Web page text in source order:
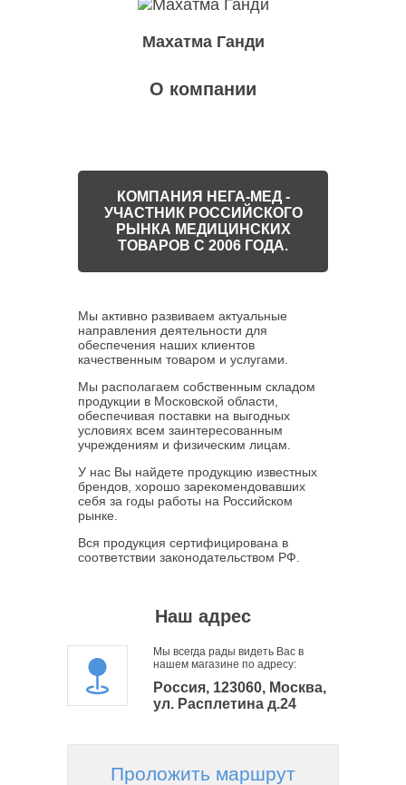
Махатма Ганди
О компании
КОМПАНИЯ НЕГА-МЕД -
УЧАСТНИК РОССИЙСКОГО
РЫНКА МЕДИЦИНСКИХ
ТОВАРОВ С 2006 ГОДА.
Мы активно развиваем актуальные
направления деятельности для
обеспечения наших клиентов
качественным товаром и услугами.
Мы располагаем собственным складом
продукции в Московской области,
обеспечивая поставки на выгодных
условиях всем заинтересованным
учреждениям и физическим лицам.
У нас Вы найдете продукцию известных
брендов, хорошо зарекомендовавших
себя за годы работы на Российском
рынке.
Вся продукция сертифицирована в
соответствии законодательством РФ.
Наш адрес
Мы всегда рады видеть Вас в
нашем магазине по адресу:
Россия, 123060, Москва,
ул. Расплетина д.24
Проложить маршрут